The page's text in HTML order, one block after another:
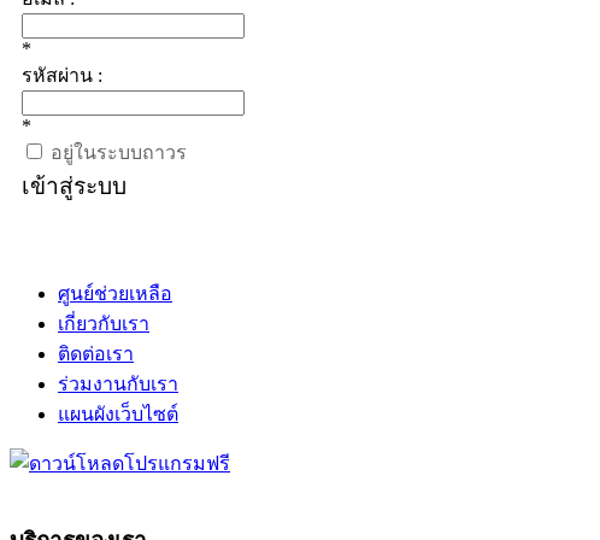
*
รหัสผ่าน :
*
อยู่ในระบบถาวร
เข้าสู่ระบบ
ศูนย์ช่วยเหลือ
เกี่ยวกับเรา
ติดต่อเรา
ร่วมงานกับเรา
แผนผังเว็บไซต์